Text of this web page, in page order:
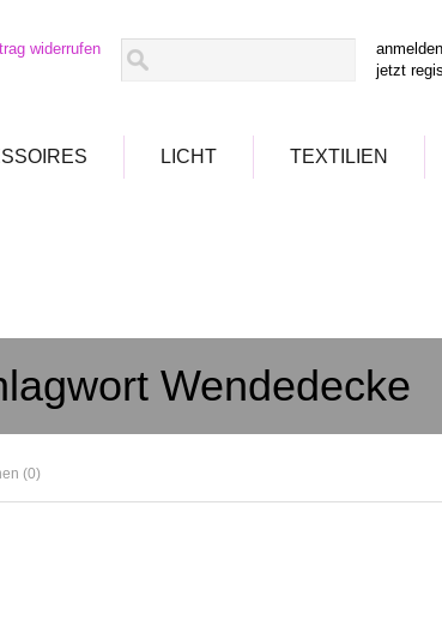
widerrufen
anmelden
jetzt
LICHT TEXTILIEN
Wendedecke
(0)